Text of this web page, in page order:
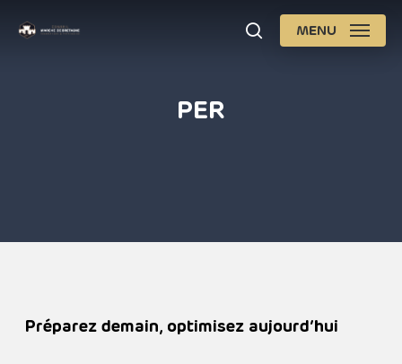
search
MENU
PER
Préparez demain, optimisez aujourd’hui